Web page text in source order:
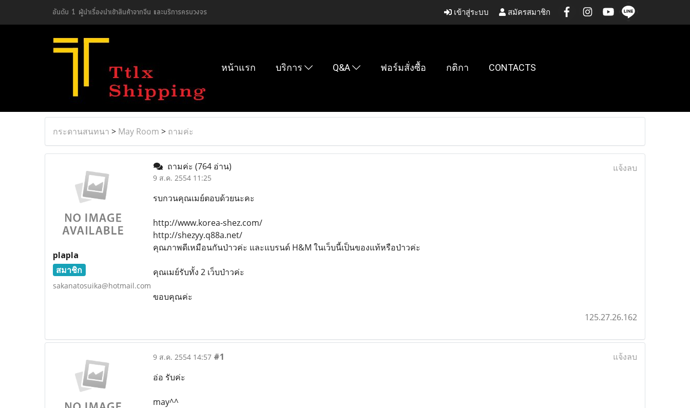
อันดับ 1 ผู้นำเรื่องนำเข้าสินค้าจากจีน และบริการครบวงจร เข้าสู่ระบบ สมัครสมาชิก
หน้าแรก บริการ Q&A ฟอร์มสั่งซื้อ กติกา CONTACTS
กระดานสนทนา > May Room > ถามค่ะ
plapla
สมาชิก
sakanatosuika@hotmail.com
ถามค่ะ (764 อ่าน)
9 ส.ค. 2554 11:25
แจ้งลบ
รบกวนคุณเมย์ตอบด้วยนะคะ
http://www.korea-shez.com/
http://shezyy.q88a.net/
คุณภาพดีเหมือนกันป่าวค่ะ และแบรนด์ H&M ในเว็บนี้เป็นของแท้หรือป่าวค่ะ
คุณเมย์รับทั้ง 2 เว็บป่าวค่ะ
ขอบคุณค่ะ
125.27.26.162
9 ส.ค. 2554 14:57 #1
แจ้งลบ
อ่อ รับค่ะ
may^^